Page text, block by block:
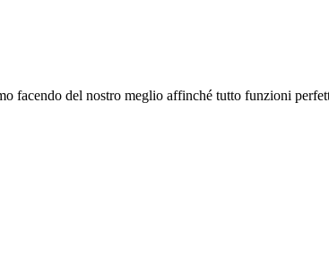
facendo del nostro meglio affinché tutto funzioni